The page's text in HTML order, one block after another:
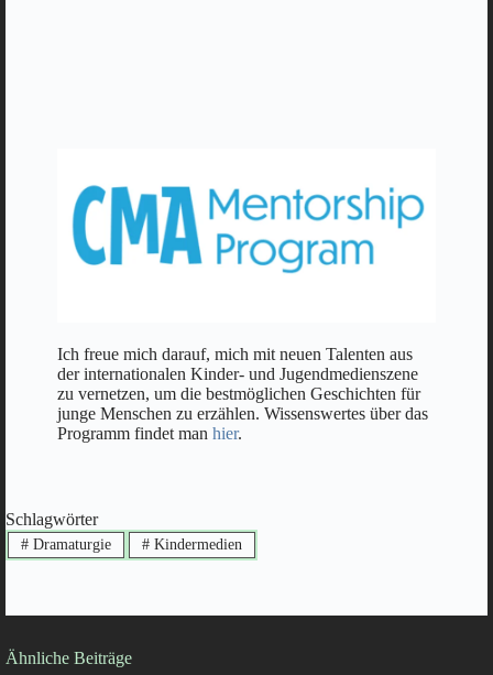
Ich freue mich darauf, mich mit neuen Talenten aus
der internationalen Kinder- und Jugendmedienszene
zu vernetzen, um die bestmöglichen Geschichten für
junge Menschen zu erzählen. Wissenswertes über das
Programm findet man hier.
Schlagwörter
#Dramaturgie #Kindermedien
Ähnliche Beiträge